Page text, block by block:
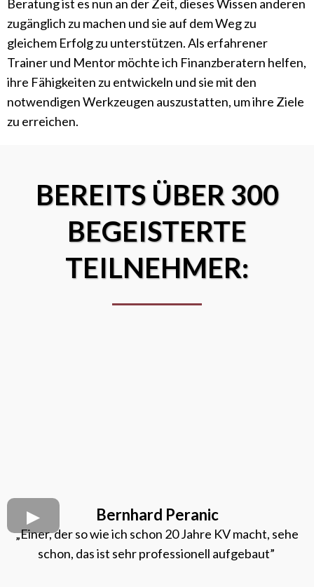
Beratung ist es nun an der Zeit, dieses Wissen anderen
zugänglich zu machen und sie auf dem Weg zu
gleichem Erfolg zu unterstützen. Als erfahrener
Trainer und Mentor möchte ich Finanzberatern helfen,
ihre Fähigkeiten zu entwickeln und sie mit den
notwendigen Werkzeugen auszustatten, um ihre Ziele
zu erreichen.
BEREITS ÜBER 300
BEGEISTERTE
TEILNEHMER:
Bernhard Peranic
„Einer, der so wie ich schon 20 Jahre KV macht, sehe
schon, das ist sehr professionell aufgebaut”